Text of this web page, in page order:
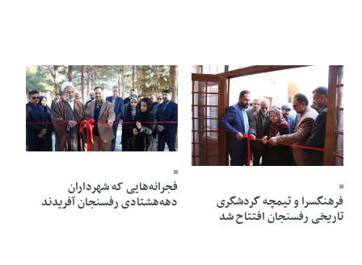
15 Bahman 1403 - 18:49
فرهنگسرا و تیمچه گردشگری
تاریخی رفسنجان افتتاح شد
13 Bahman 1403 - 19:55
فجرانه‌هایی که شهرداران
دهه‌هشتادی رفسنجان آفریدند